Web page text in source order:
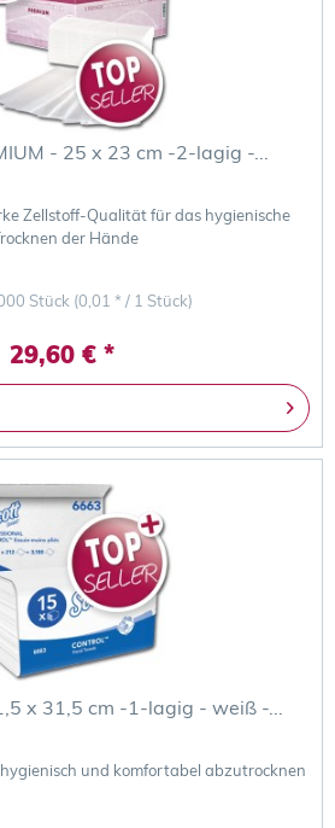
- 25 x 23 cm -2-lagig -...
Zellstoff-Qualität für das hygienische
der Hände
Stück (0,01 * / 1 Stück)
29,60 € *
x 31,5 cm -1-lagig - weiß -...
und komfortabel abzutrocknen